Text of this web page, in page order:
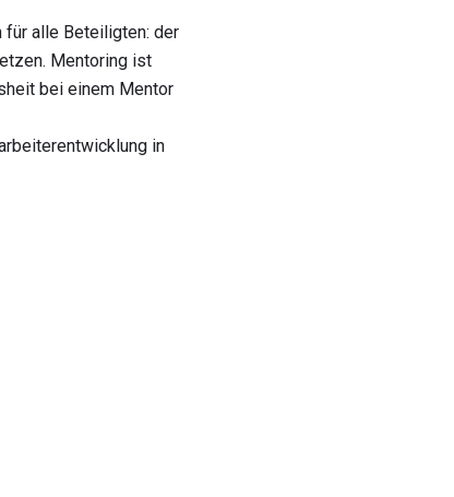
für alle Beteiligten: der
Mentoring ist
bei einem Mentor
in